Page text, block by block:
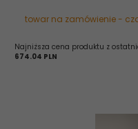
towar na zamówienie -
Najniższa cena produktu z
674.04 PLN